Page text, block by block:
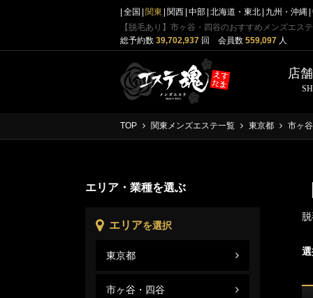
全国 関東 関西 中部 北海道・東北 九州・沖縄
【脱毛あり】市ヶ谷・四谷のおすすめメンズエス
総予約数 39,702,937 回 会員数 559,097 人
店
TOP 関東メンズエステ一覧 東京都 市ヶ
エリア・業種を選ぶ
エリアを選択
東京都
東
市ヶ谷・四谷